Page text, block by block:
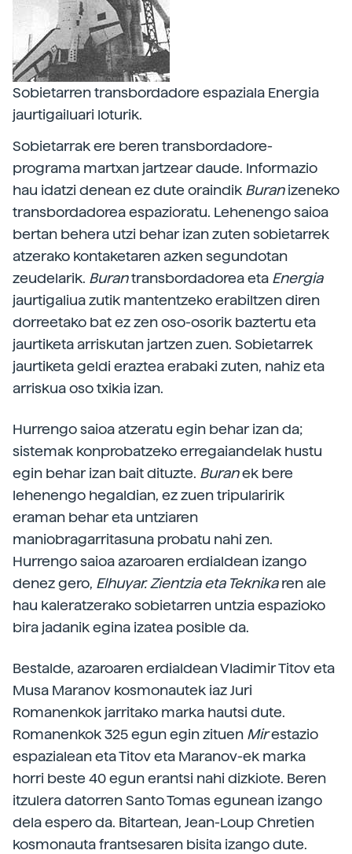
Sobietarren transbordadore espaziala Energia
jaurtigailuari loturik.
Sobietarrak ere beren transbordadore-
programa martxan jartzear daude. Informazio
hau idatzi denean ez dute oraindik Buranizeneko
transbordadorea espazioratu. Lehenengo saioa
bertan behera utzi behar izan zuten sobietarrek
atzerako kontaketaren azken segundotan
zeudelarik. Burantransbordadorea eta Energia
jaurtigaliua zutik mantentzeko erabiltzen diren
dorreetako bat ez zen oso-osorik baztertu eta
jaurtiketa arriskutan jartzen zuen. Sobietarrek
jaurtiketa geldi eraztea erabaki zuten, nahiz eta
arriskua oso txikia izan.
Hurrengo saioa atzeratu egin behar izan da;
sistemak konprobatzeko erregaiandelak hustu
egin behar izan bait dituzte. Buranek bere
lehenengo hegaldian, ez zuen tripularirik
eraman behar eta untziaren
maniobragarritasuna probatu nahi zen.
Hurrengo saioa azaroaren erdialdean izango
denez gero, Elhuyar. Zientzia eta Teknikaren ale
hau kaleratzerako sobietarren untzia espazioko
bira jadanik egina izatea posible da.
Bestalde, azaroaren erdialdean Vladimir Titov eta
Musa Maranov kosmonautek iaz Juri
Romanenkok jarritako marka hautsi dute.
Romanenkok 325 egun egin zituen Mirestazio
espazialean eta Titov eta Maranov-ek marka
horri beste 40 egun erantsi nahi dizkiote. Beren
itzulera datorren Santo Tomas egunean izango
dela espero da. Bitartean, Jean-Loup Chretien
kosmonauta frantsesaren bisita izango dute.